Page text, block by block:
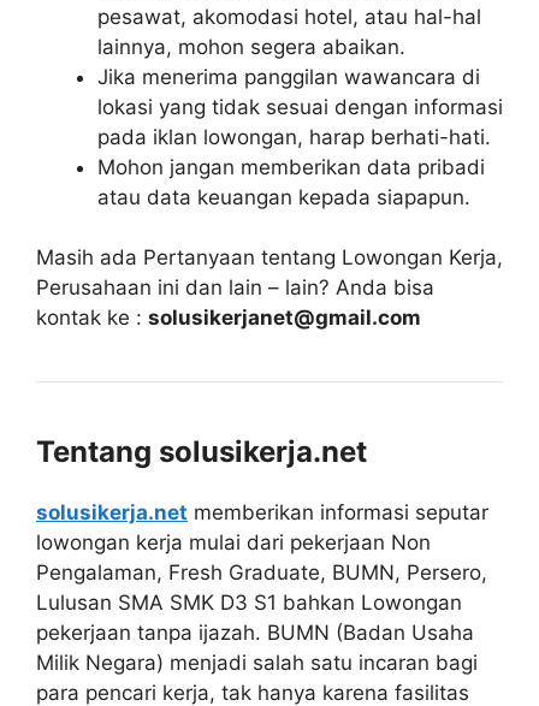
pesawat, akomodasi hotel, atau hal-hal
lainnya, mohon segera abaikan.
Jika menerima panggilan wawancara di
lokasi yang tidak sesuai dengan informasi
pada iklan lowongan, harap berhati-hati.
Mohon jangan memberikan data pribadi
atau data keuangan kepada siapapun.
Masih ada Pertanyaan tentang Lowongan Kerja,
Perusahaan ini dan lain – lain? Anda bisa
kontak ke : solusikerjanet@gmail.com
Tentang solusikerja.net
solusikerja.net memberikan informasi seputar
lowongan kerja mulai dari pekerjaan Non
Pengalaman, Fresh Graduate, BUMN, Persero,
Lulusan SMA SMK D3 S1 bahkan Lowongan
pekerjaan tanpa ijazah. BUMN (Badan Usaha
Milik Negara) menjadi salah satu incaran bagi
para pencari kerja, tak hanya karena fasilitas